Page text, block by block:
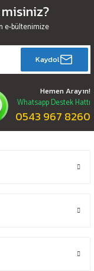
e-bültenimize
Kaydol
Hemen Arayın!
Whatsapp Destek Hattı
0543 967 8260